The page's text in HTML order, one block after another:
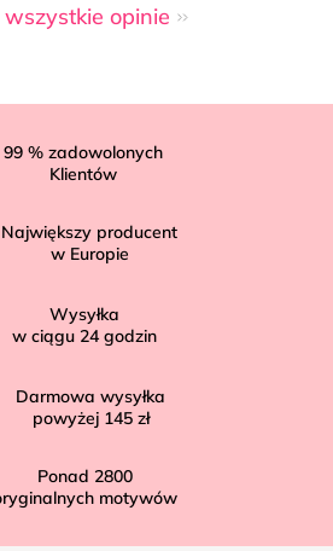
wszystkie opinie
99 % zadowolonych
Klientów
Największy producent
w Europie
Wysyłka
w ciągu 24 godzin
Darmowa wysyłka
powyżej 145 zł
Ponad 2800
motywów